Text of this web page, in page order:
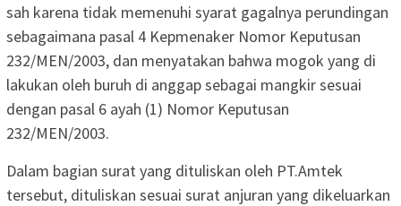
sah karena tidak memenuhi syarat gagalnya perundingan
sebagaimana pasal 4 Kepmenaker Nomor Keputusan
232/MEN/2003, dan menyatakan bahwa mogok yang di
lakukan oleh buruh di anggap sebagai mangkir sesuai
dengan pasal 6 ayah (1) Nomor Keputusan
232/MEN/2003.
Dalam bagian surat yang dituliskan oleh PT.Amtek
tersebut, dituliskan sesuai surat anjuran yang dikeluarkan